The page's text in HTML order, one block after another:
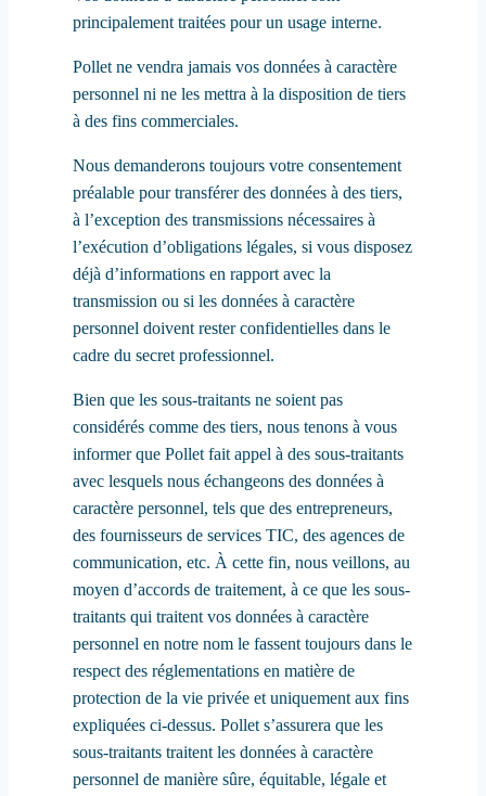
principalement traitées pour un usage interne.
Pollet ne vendra jamais vos données à caractère
personnel ni ne les mettra à la disposition de tiers
à des fins commerciales.
Nous demanderons toujours votre consentement
préalable pour transférer des données à des tiers,
à l’exception des transmissions nécessaires à
l’exécution d’obligations légales, si vous disposez
déjà d’informations en rapport avec la
transmission ou si les données à caractère
personnel doivent rester confidentielles dans le
cadre du secret professionnel.
Bien que les sous-traitants ne soient pas
considérés comme des tiers, nous tenons à vous
informer que Pollet fait appel à des sous-traitants
avec lesquels nous échangeons des données à
caractère personnel, tels que des entrepreneurs,
des fournisseurs de services TIC, des agences de
communication, etc. À cette fin, nous veillons, au
moyen d’accords de traitement, à ce que les sous-
traitants qui traitent vos données à caractère
personnel en notre nom le fassent toujours dans le
respect des réglementations en matière de
protection de la vie privée et uniquement aux fins
expliquées ci-dessus. Pollet s’assurera que les
sous-traitants traitent les données à caractère
personnel de manière sûre, équitable, légale et